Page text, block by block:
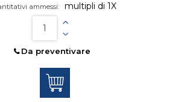
ammessi: multipli di 1X
Da preventivare